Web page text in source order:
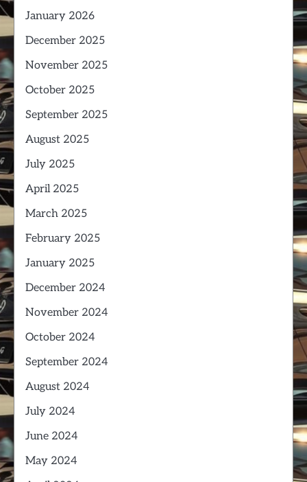
January 2026
December 2025
November 2025
October 2025
September 2025
August 2025
July 2025
April 2025
March 2025
February 2025
January 2025
December 2024
November 2024
October 2024
September 2024
August 2024
July 2024
June 2024
May 2024